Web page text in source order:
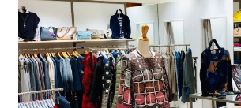
Previous